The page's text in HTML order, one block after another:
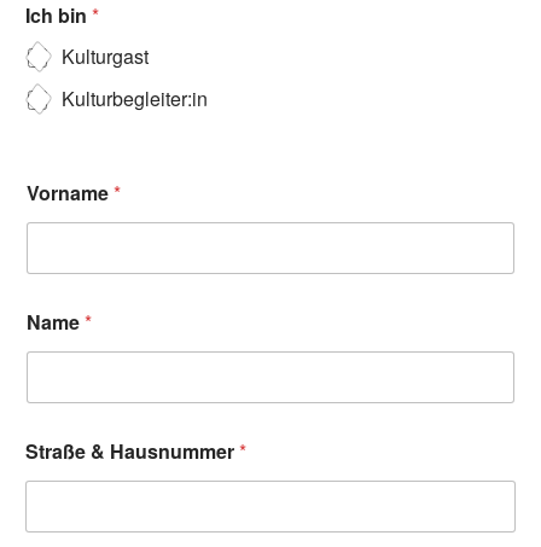
Ich bin *
Kulturgast
Kulturbegleiter:in
Vorname*
Name*
Straße & Hausnummer*